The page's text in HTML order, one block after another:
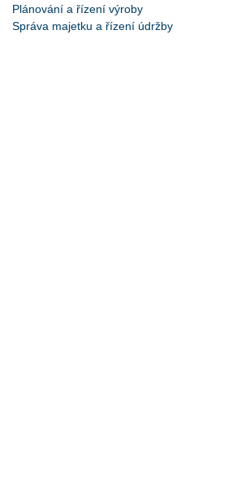
Plánování a řízení výroby
Správa majetku a řízení údržby